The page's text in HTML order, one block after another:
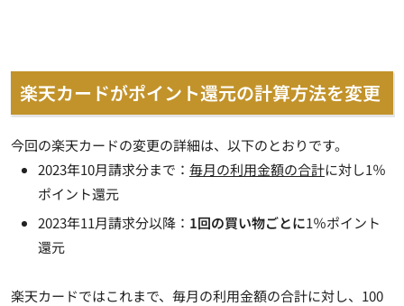
楽天カードがポイント還元の計算方法を変更
今回の楽天カードの変更の詳細は、以下のとおりです。
2023年10月請求分まで： 毎月の利用金額の合計に対し1％
ポイント還元
2023年11月請求分以降： 1回の買い物ごとに1％ポイント
還元
楽天カードではこれまで、毎月の利用金額の合計に対し、100